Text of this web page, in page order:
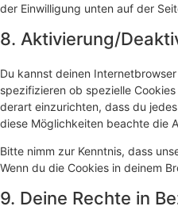
der Einwilligung unten auf der
8. Aktivierung/
Du kannst deinen
spezifizieren ob spezielle
derart einzurichten, dass du
diese Möglichkeiten beachte die
Bitte nimm zur Kenntnis, dass
Wenn du die Cookies in deinem
9. Deine Rechte in